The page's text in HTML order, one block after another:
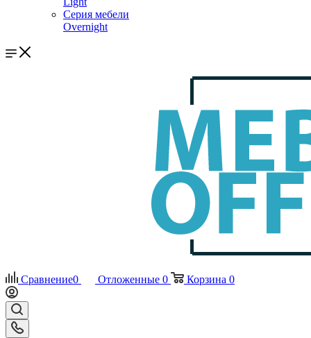
Серия мебели
Overnight
Сравнение0 Отложенные 0 Корзина 0